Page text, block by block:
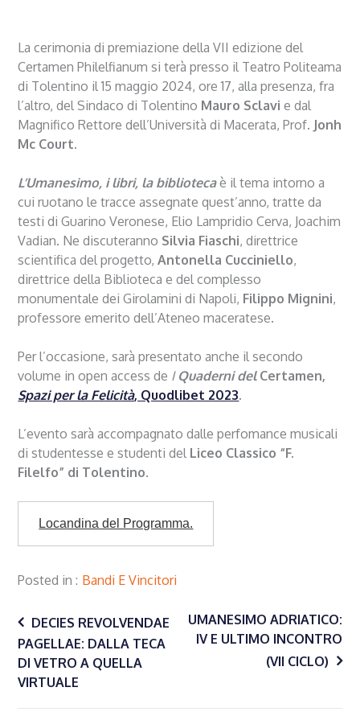
La cerimonia di premiazione della VII edizione del
Certamen Philelfianum si terà presso il Teatro Politeama
di Tolentino il 15 maggio 2024, ore 17, alla presenza, fra
l’altro, del Sindaco di Tolentino Mauro Sclavi e dal
Magnifico Rettore dell’Università di Macerata, Prof. Jonh
Mc Court.
L’Umanesimo, i libri, la biblioteca è il tema intorno a
cui ruotano le tracce assegnate quest’anno, tratte da
testi di Guarino Veronese, Elio Lampridio Cerva, Joachim
Vadian. Ne discuteranno Silvia Fiaschi, direttrice
scientifica del progetto,Antonella Cucciniello,
direttrice della Biblioteca e del complesso
monumentale dei Girolamini di Napoli, Filippo Mignini,
professore emerito dell’Ateneo maceratese.
Per l’occasione, sarà presentato anche il secondo
volume in open access de I Quaderni del Certamen,
Spazi per la Felicità, Quodlibet 2023.
L’evento sarà accompagnato dalle perfomance musicali
di studentesse e studenti del Liceo Classico “F.
Filelfo” di Tolentino.
Locandina del Programma.
Posted in Bandi E Vincitori
Navigazione
articoli
DECIES REVOLVENDAE
PAGELLAE: DALLA TECA
DI VETRO A QUELLA
VIRTUALE
UMANESIMO ADRIATICO:
IV E ULTIMO INCONTRO
(VII CICLO)